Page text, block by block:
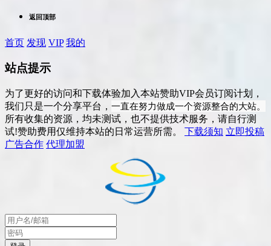
返回顶部
首页 发现 VIP 我的
站点提示
为了更好的访问和下载体验加入本站赞助VIP会员订阅计划，
我们只是一个分享平台， 一直在努力做成一个资源整合的大站。
所有收集的资源，均未测试，也不提供技术服务，请自行测
试!赞助费用仅维持本站的日常运营所需。 下载须知 立即投稿
广告合作 代理加盟